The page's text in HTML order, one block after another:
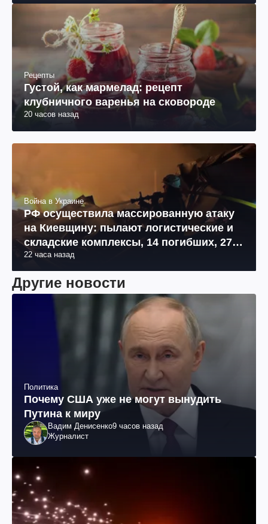
Рецепты
Густой, как мармелад: рецепт
клубничного варенья на сковороде
20 часов назад
Война в Украине
РФ осуществила массированную атаку
на Киевщину: пылают логистические и
складские комплексы, 14 погибших, 27
раненых (фото, видео)
22 часа назад
Другие новости
Политика
Почему США уже не могут вынудить
Путина к миру
Вадим Денисенко9 часов назад
Журналист